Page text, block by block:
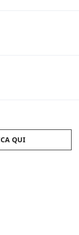
QUI